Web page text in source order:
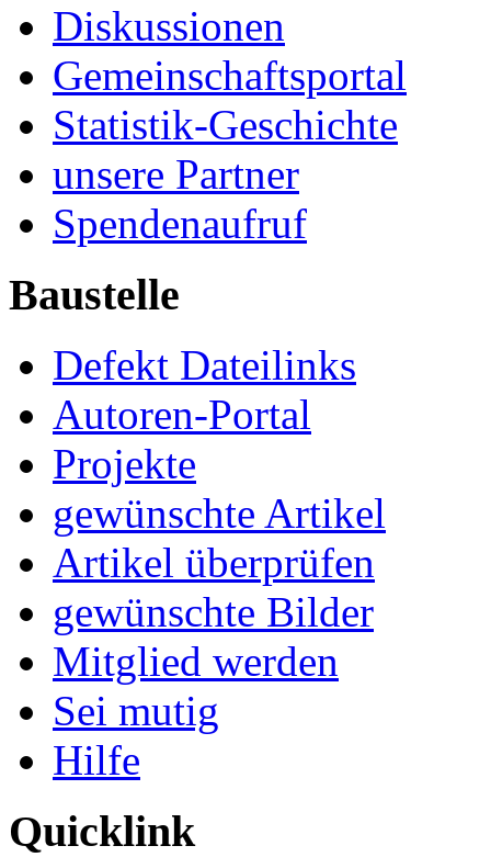
Diskussionen
Gemeinschaftsportal
Statistik-Geschichte
unsere Partner
Spendenaufruf
Baustelle
Defekt Dateilinks
Autoren-Portal
Projekte
gewünschte Artikel
Artikel überprüfen
gewünschte Bilder
Mitglied werden
Sei mutig
Hilfe
Quicklink